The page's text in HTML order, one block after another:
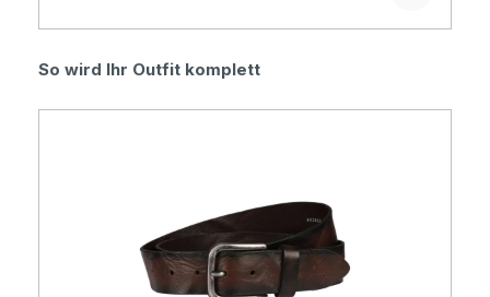
Produktgalerie überspringen
So wird Ihr Outfit komplett